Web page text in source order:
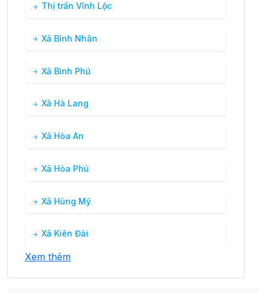
Thị trấn Vĩnh Lộc
Xã Bình Nhân
Xã Bình Phú
Xã Hà Lang
Xã Hòa An
Xã Hòa Phú
Xã Hùng Mỹ
Xã Kiên Đài
Xem thêm